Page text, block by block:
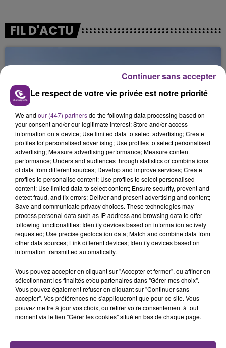
FIL D'ACTU
14h39
L'INSPECTION DU TRAVAIL RAPPELLE À
L'ORDRE SUR LES CONDITIONS DE...
Alors que les dates de début des vendange 2026
s'est avéré être plus précoce que prévu,
l'inspection du Travail en profite pour rappeler
les conditions de...
5 août 2026
UN FEU DE REMORQUE BLOQUE LA
CIRCULATION DANS LES ARDENNES
Un feu de remorque s'est déclaré ce mercredi en
fin de matinée sur l'A34.
TITRES DIFFUSÉS
Le respect de votre vie privée est notre priorité
We and our (447) partnersdo the following data processing based on
your consent and/or our legitimate interest: Store and/or access
information on a device; Use limited data to select advertising; Create
profiles for personalised advertising; Use profiles to select personalised
advertising; Measure advertising performance; Measure content
performance; Understand audiences through statistics or combinations
of data from different sources; Develop and improve services; Create
profiles to personalise content; Use profiles to select personalised
content; Use limited data to select content; Ensure security, prevent and
detect fraud, and fix errors; Deliver and present advertising and content;
Save and communicate privacy choices. These technologies may
process personal data such as IP address and browsing data to offer
following functionalities: Identify devices based on information actively
requested; Use precise geolocation data; Match and combine data from
other data sources; Link different devices; Identify devices based on
information transmitted automatically.
Vous pouvez accepter en cliquant sur "Accepter et fermer", ou affiner en
sélectionnant les finalités et/ou partenaires dans "Gérer mes choix".
Vous pouvez également refuser en cliquant sur "Continuer sans
accepter". Vos préférences ne s'appliqueront que pour ce site. Vous
pouvez mettre à jour vos choix, ou retirer votre consentement à tout
moment via le lien "Gérer les cookies" situé en bas de chaque page.
Continuer sans accepter